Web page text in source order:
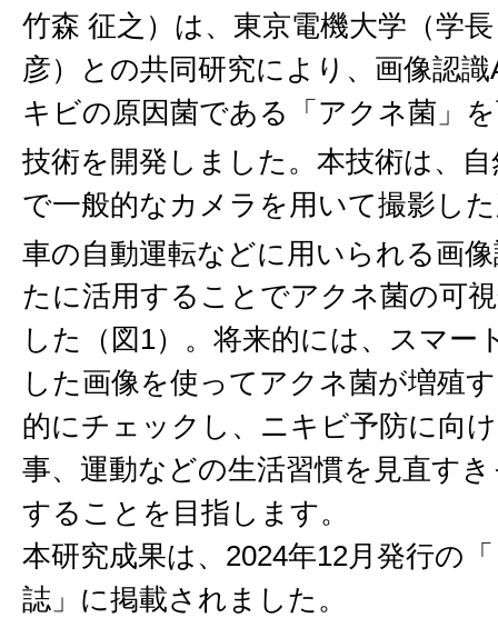
竹森 征之）は、東京電機大学（学
彦）との共同研究により、画像認
キビの原因菌である「アクネ菌」
技術を開発しました。本技術は、自
で一般的なカメラを用いて撮影し
車の自動運転などに用いられる画
たに活用することでアクネ菌の可
した（図1）。将来的には、スマー
した画像を使ってアクネ菌が増殖
的にチェックし、ニキビ予防に向
事、運動などの生活習慣を見直す
することを目指します。
本研究成果は、2024年12月発行の
誌」に掲載されました。